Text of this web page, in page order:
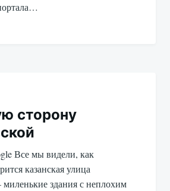
сторону
Все мы видели, как
казанская улица
здания с неплохим